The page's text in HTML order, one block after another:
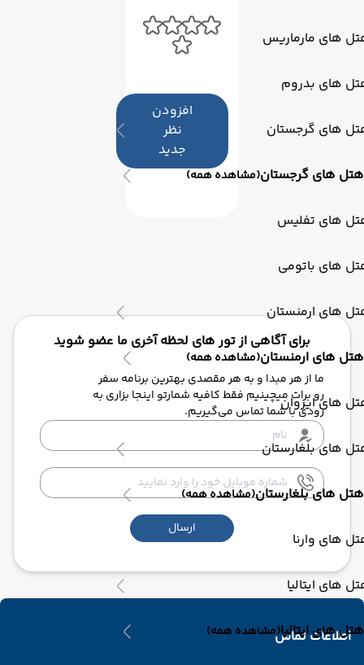
های مارماریس
های بدروم
های گرجستان
هتل های گرجستان(مشاهده همه)
های تفلیس
های باتومی
های ارمنستان
هتل های ارمنستان(مشاهده همه)
های ایروان
های بلغارستان
هتل های بلغارستان(مشاهده همه)
های وارنا
های ایتالیا
هتل های ایتالیا(مشاهده همه)
افزودن
نظر
جدید
برای آگاهی از تور های لحظه آخری ما عضو شوید
ما از هر مبدا و به هر مقصدی بهترین برنامه سفر
رو برات میچینیم فقط کافیه شمارتو اینجا بزاری به
زودی با شما تماس می‌گیریم.
ارسال
اطلاعات تماس